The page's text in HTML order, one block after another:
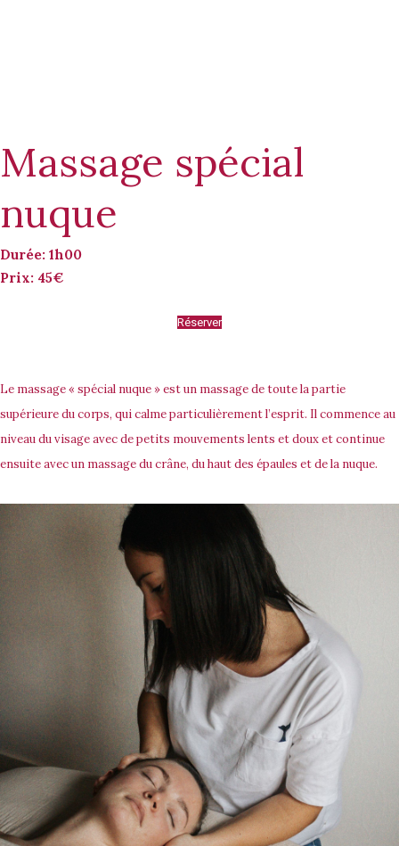
Massage spécial
nuque
Durée: 1h00
Prix: 45€
Réserver
Le massage « spécial nuque » est un massage de toute la partie
supérieure du corps, qui calme particulièrement l’esprit. Il commence au
niveau du visage avec de petits mouvements lents et doux et continue
ensuite avec un massage du crâne, du haut des épaules et de la nuque.